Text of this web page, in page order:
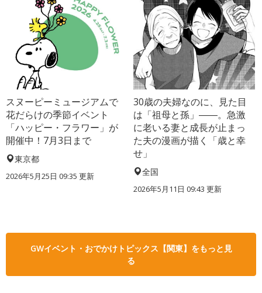
スヌーピーミュージアムで
花だらけの季節イベント
「ハッピー・フラワー」が
開催中！7月3日まで
東京都
2026年5月25日 09:35 更新
30歳の夫婦なのに、見た目
は「祖母と孫」――。急激
に老いる妻と成長が止まっ
た夫の漫画が描く「歳と幸
せ」
全国
2026年5月11日 09:43 更新
GWイベント・おでかけトピックス【関東】をもっと見
る